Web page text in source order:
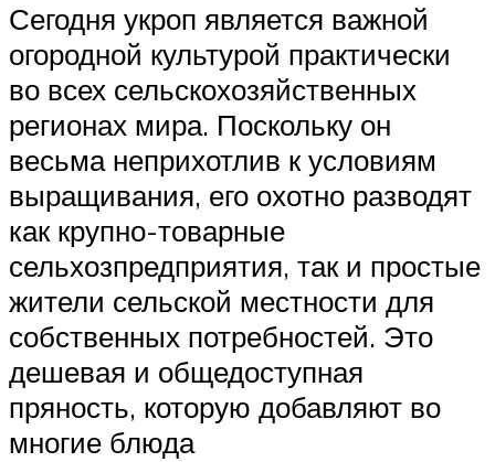
Сегодня укроп является важной
огородной культурой практически
во всех сельскохозяйственных
регионах мира. Поскольку он
весьма неприхотлив к условиям
выращивания, его охотно разводят
как крупно-товарные
сельхозпредприятия, так и простые
жители сельской местности для
собственных потребностей. Это
дешевая и общедоступная
пряность, которую добавляют во
многие блюда